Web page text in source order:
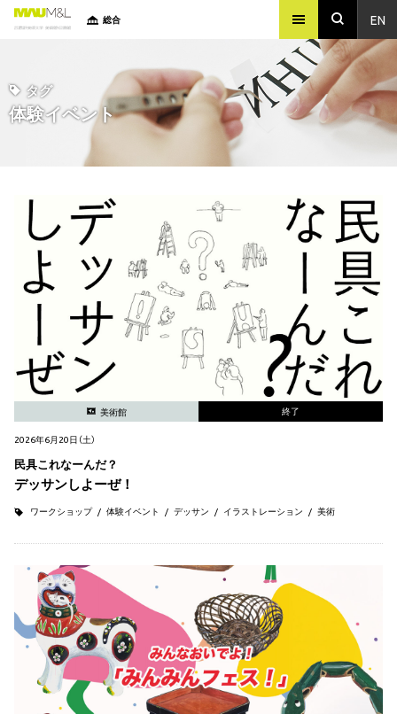
EN
総合
タグ
体験イベント
美術館 終了
2026年6月20日（土）
民具これなーんだ？
デッサンしよーぜ！
ワークショップ 体験イベント デッサン イラストレーション 美術